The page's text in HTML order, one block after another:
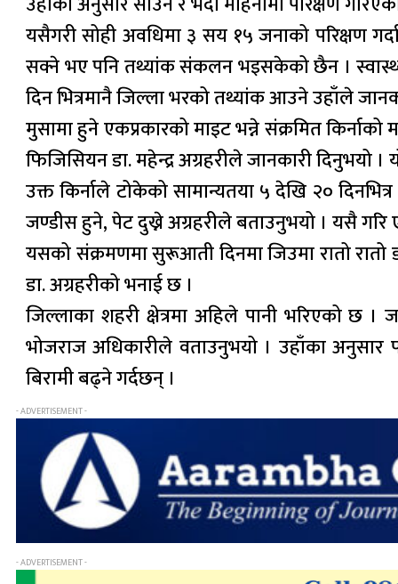
यसैगरी सोही अवधिमा ३ सय १५ जनाको परिक्षण
सक्ने भए पनि तथ्यांक संकलन भइसकेको छैन ।
दिन भित्रमानै जिल्ला भरको तथ्यांक आउने उहाँले
मुसामा हुने एकप्रकारको माइट भन्ने संक्रमित
फिजिसियन डा. महेन्द्र अग्रहरीले जानकारी दिनुभयो ।
उक्त किर्नाले टोकेको सामान्यतया ५ देखि २०
जण्डीस हुने, पेट दुख्ने अग्रहरीले बताउनुभयो । यसै
यसको संक्रमणमा सुरूआती दिनमा जिउमा रातो
डा. अग्रहरीको भनाई छ ।
जिल्लाका शहरी क्षेत्रमा अहिले पानी भरिएको
भोजराज अधिकारीले वताउनुभयो । उहाँका अनुसार
बिरामी बढ्ने गर्दछन् ।
- ADVERTISEMENT -
- ADVERTISEMENT -